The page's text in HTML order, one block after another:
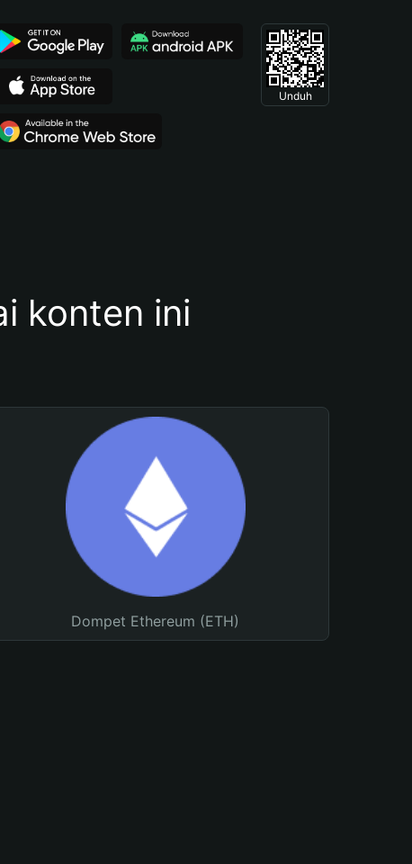
Unduh
konten ini
Dompet Ethereum (ETH)